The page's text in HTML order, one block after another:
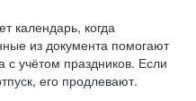
календарь, когда
из документа помогают
с учётом праздников. Если
его продлевают.